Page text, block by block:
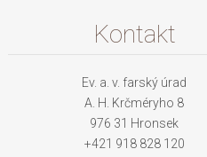
Kontakt
Ev. a. v. farský úrad
A. H. Krčméryho 8
976 31 Hronsek
+421 918 828 120